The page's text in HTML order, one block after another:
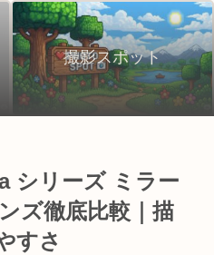
撮影スポット
シリーズ ミラー
ズ徹底比較｜描
すさ